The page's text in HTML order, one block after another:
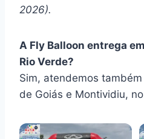
2026).
A Fly Balloon entrega
Rio Verde?
Sim, atendemos
de Goiás e Montividiu,